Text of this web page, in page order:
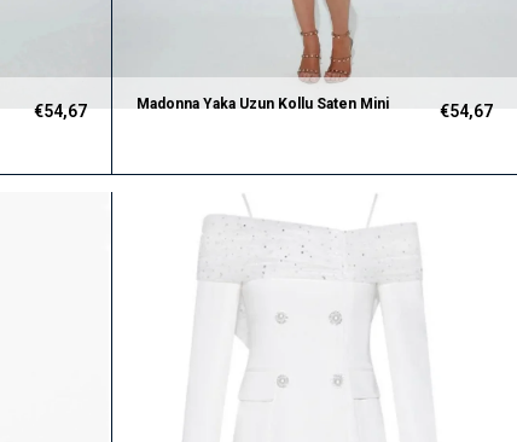
€54,67
Madonna Yaka Uzun Kollu Saten Mini
€54,67